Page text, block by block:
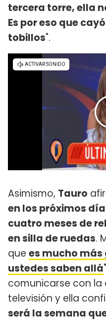
tercera torre, ella
Es por eso que
tobillos".
Asimismo, Tauro
en los próximos
cuatro meses de
en silla de ruedas.
que es mucho más
ustedes saben allá
comunicarse con
televisión y ella
será la semana